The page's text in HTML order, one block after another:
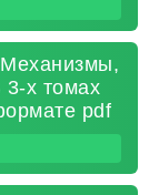
3-х томах
pdf